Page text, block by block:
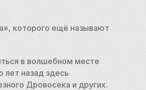
которого ещё называют
в волшебном месте
лет назад здесь
Дровосека и других.